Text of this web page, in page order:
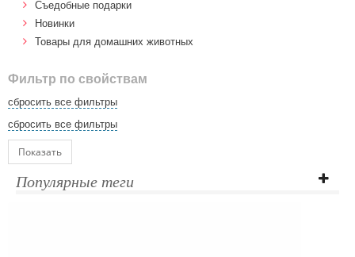
Cъедобные подарки
Новинки
Товары для домашних животных
Фильтр по свойствам
сбросить все фильтры
сбросить все фильтры
Показать
Популярные теги